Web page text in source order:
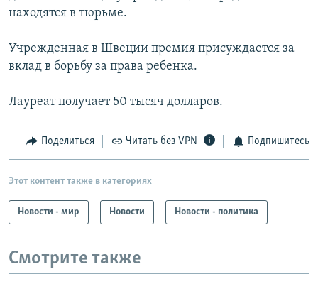
находятся в тюрьме.
Учрежденная в Швеции премия присуждается за
вклад в борьбу за права ребенка.
Лауреат получает 50 тысяч долларов.
Поделиться Читать без VPN Подпишитесь
Этот контент также в категориях
Новости - мир Новости Новости - политика
Смотрите также